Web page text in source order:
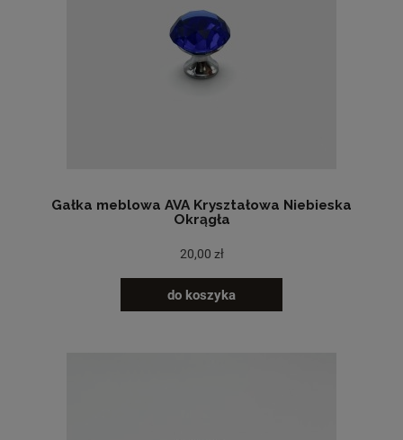
Gałka meblowa AVA Kryształowa Niebieska
Okrągła
20,00 zł
do koszyka